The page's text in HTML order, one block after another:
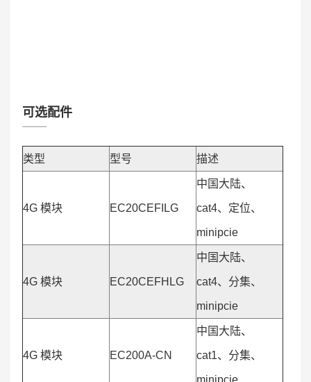
可选配件
类型 型号 描述
4G 模块 EC20CEFILG
中国大陆、
cat4、定位、
minipcie
4G 模块 EC20CEFHLG
中国大陆、
cat4、分集、
minipcie
4G 模块 EC200A-CN
中国大陆、
cat1、分集、
minipcie